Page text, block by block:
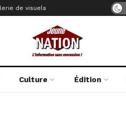
de visuels
Culture Édition